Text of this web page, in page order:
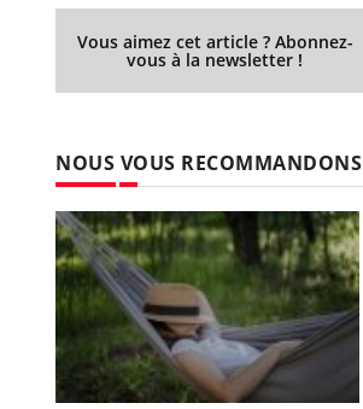
Vous aimez cet article ? Abonnez-
vous à la newsletter !
NOUS VOUS RECOMMANDONS